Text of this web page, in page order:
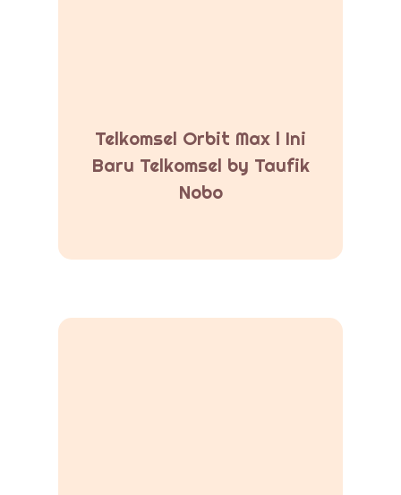
Telkomsel Orbit Max l Ini
Baru Telkomsel by Taufik
Nobo